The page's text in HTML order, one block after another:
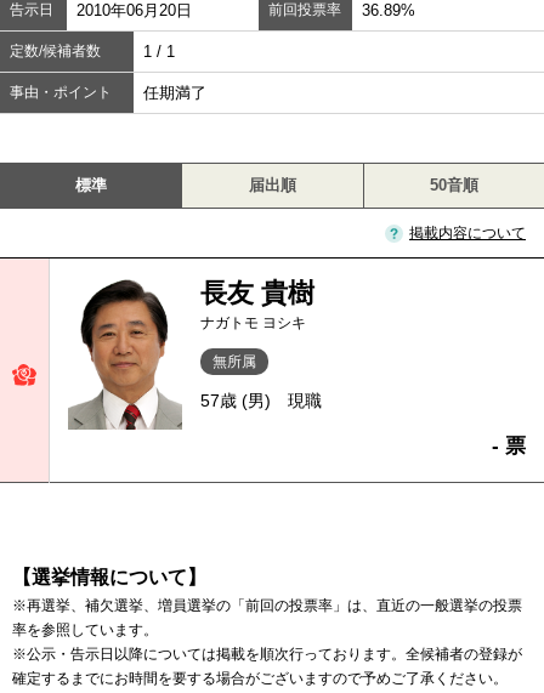
告示日 2010年06月20日 前回投票率 36.89%
定数/候補者数 1 / 1
事由・ポイント 任期満了
標準 届出順 50音順
掲載内容について
長友 貴樹
ナガトモ ヨシキ
無所属
57歳 (男) 現職
- 票
【選挙情報について】
※再選挙、補欠選挙、増員選挙の「前回の投票率」は、直近の一般選挙の投票
率を参照しています。
※公示・告示日以降については掲載を順次行っております。全候補者の登録が
確定するまでにお時間を要する場合がございますので予めご了承ください。